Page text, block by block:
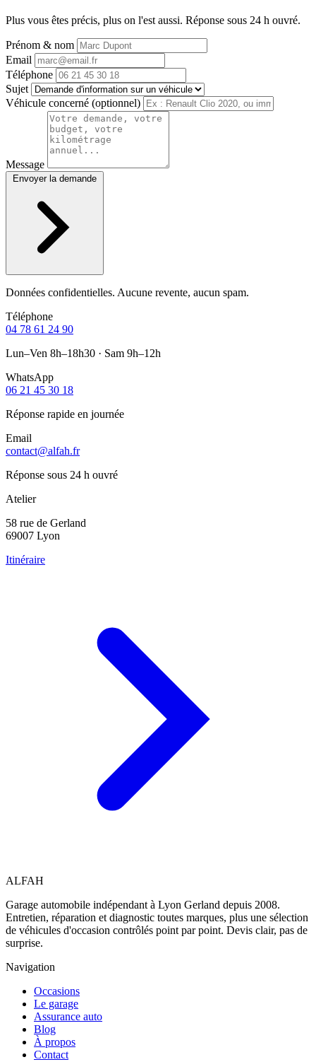
Plus vous êtes précis, plus on l'est aussi. Réponse sous 24 h ouvré.
Prénom & nom
Email
Téléphone
Sujet
Véhicule concerné (optionnel)
Message
Données confidentielles. Aucune revente, aucun spam.
Téléphone
04 78 61 24 90
Lun–Ven 8h–18h30 · Sam 9h–12h
WhatsApp
06 21 45 30 18
Réponse rapide en journée
Email
contact@alfah.fr
Réponse sous 24 h ouvré
Atelier
58 rue de Gerland
69007 Lyon
Itinéraire
ALFAH
Garage automobile indépendant à Lyon Gerland depuis 2008.
Entretien, réparation et diagnostic toutes marques, plus une sélection
de véhicules d'occasion contrôlés point par point. Devis clair, pas de
surprise.
Navigation
Occasions
Le garage
Assurance auto
Blog
À propos
Contact